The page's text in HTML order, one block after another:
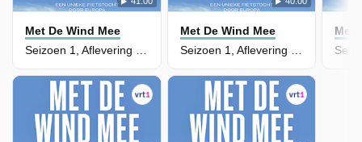
Met De Wind Mee
Seizoen 1, Aflevering 6 - Wouter Fietst Door Kroatië En Hongarije
Met De Wind Mee
Seizoen 1, Aflevering 5 - In Slovenië Ontdekt Wouter Een Kasteel Dat In Een Grot Gebouwd Is
Met